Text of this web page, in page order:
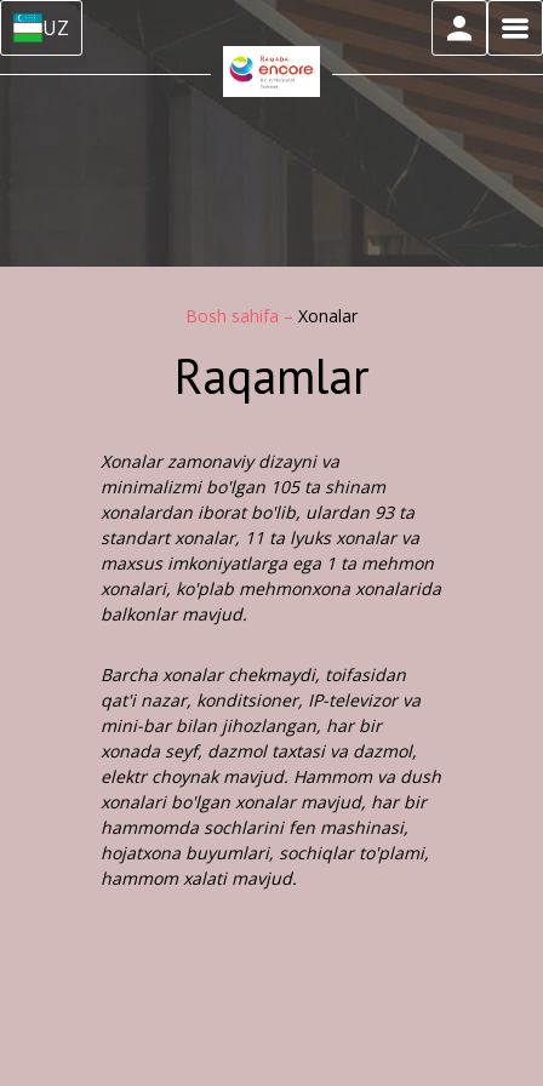
UZ
Bosh sahifa – Xonalar
Raqamlar
Xonalar zamonaviy dizayni va
minimalizmi bo'lgan 105 ta shinam
xonalardan iborat bo'lib, ulardan 93 ta
standart xonalar, 11 ta lyuks xonalar va
maxsus imkoniyatlarga ega 1 ta mehmon
xonalari, ko'plab mehmonxona xonalarida
balkonlar mavjud.
Barcha xonalar chekmaydi, toifasidan
qat'i nazar, konditsioner, IP-televizor va
mini-bar bilan jihozlangan, har bir
xonada seyf, dazmol taxtasi va dazmol,
elektr choynak mavjud. Hammom va dush
xonalari bo'lgan xonalar mavjud, har bir
hammomda sochlarini fen mashinasi,
hojatxona buyumlari, sochiqlar to'plami,
hammom xalati mavjud.